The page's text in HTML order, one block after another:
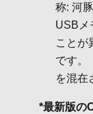
称: 河
USBメ
ことが
です。
を混在
*最新版の